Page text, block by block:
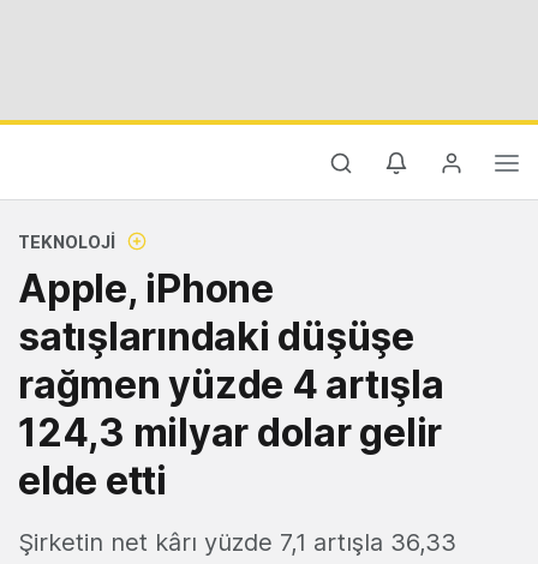
TEKNOLOJI
Apple, iPhone
satışlarındaki düşüşe
rağmen yüzde 4 artışla
124,3 milyar dolar gelir
elde etti
Şirketin net kârı yüzde 7,1 artışla 36,33